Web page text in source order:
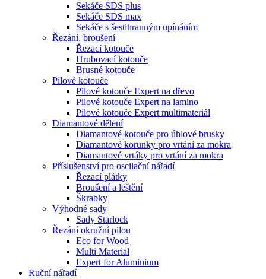
Sekáče SDS plus
Sekáče SDS max
Sekáče s šestihranným upínáním
Řezání, broušení
Řezací kotouče
Hrubovací kotouče
Brusné kotouče
Pilové kotouče
Pilové kotouče Expert na dřevo
Pilové kotouče Expert na lamino
Pilové kotouče Expert multimateriál
Diamantové dělení
Diamantové kotouče pro úhlové brusky
Diamantové korunky pro vrtání za mokra
Diamantové vrtáky pro vrtání za mokra
Příslušenství pro oscilační nářadí
Řezací plátky
Broušení a leštění
Škrabky
Výhodné sady
Sady Starlock
Řezání okružní pilou
Eco for Wood
Multi Material
Expert for Aluminium
Ruční nářadí